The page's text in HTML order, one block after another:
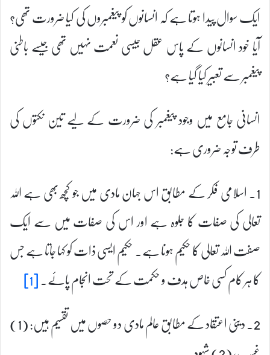
ایک سوال پیدا ہوتا ہے کہ انسانوں کو پیغمبروں کی کیا ضرورت تھی؟
آیا خود انسانوں کے پاس عقل جیسی نعمت نہیں تھی جیسے باطنی
پیغمبر سے تعبیر کیا گیا ہے؟
انسانی جامع میں وجود پیغمبر کی ضرورت کے لیے تین نکتوں کی
طرف توجہ ضروری ہے:
1۔ اسلامی فکر کے مطابق اس جہان مادی میں جو کچھ بھی ہے اللہ
تعالی کی صفات کا جلوہ ہے اور اس کی صفات میں سے ایک
صفت اللہ تعالی کا حکیم ہونا ہے۔ حکیم ایسی ذات کو کہا جاتا ہے جس
کا ہر کام کسی خاص ہدف و حکمت کے تحت انجام پائے۔[1]
2۔ دینی اعتقاد کے مطابق عالم مادی دو حصوں میں تقسیم ہیں: (1)